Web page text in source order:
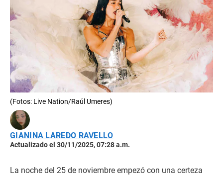
(Fotos: Live Nation/Raúl Umeres)
GIANINA LAREDO RAVELLO
Actualizado el 30/11/2025, 07:28 a.m.
La noche del 25 de noviembre empezó con una certeza